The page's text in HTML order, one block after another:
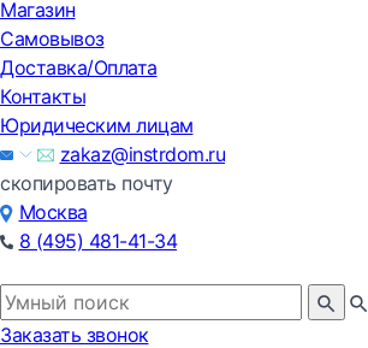
Магазин
Самовывоз
Доставка/Оплата
Контакты
Юридическим лицам
zakaz@instrdom.ru
скопировать почту
Москва
8 (495) 481-41-34
Заказать звонок